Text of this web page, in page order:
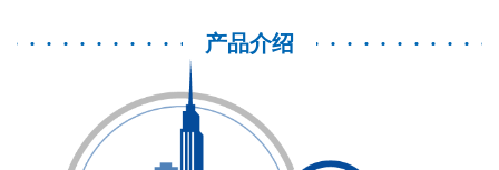
产品介绍